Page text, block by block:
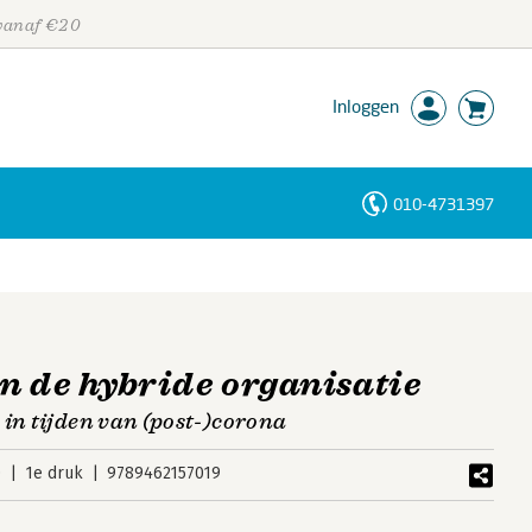
€20
Inloggen
010-4731397
de hybride organisatie
tijden van (post-)corona
1e druk 9789462157019
Personen